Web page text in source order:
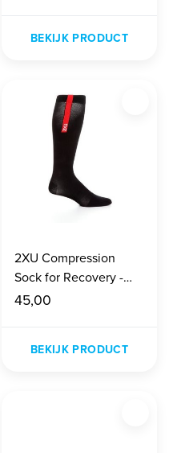
BEKIJK PRODUCT
2XU Compression
Sock for Recovery -
Zwart
45,00
BEKIJK PRODUCT